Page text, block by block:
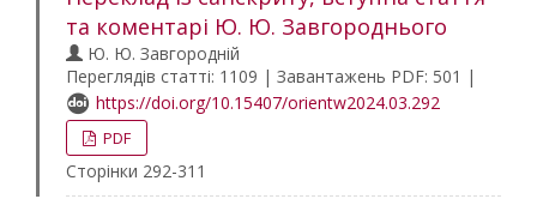
та коментарі Ю. Ю. Завгороднього
Ю. Ю. Завгородній
Переглядів статті: 1109 | Завантажень PDF: 501 |
https://doi.org/10.15407/orientw2024.03.292
PDF
Сторінки 292-311